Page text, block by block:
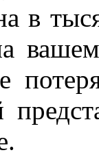
в